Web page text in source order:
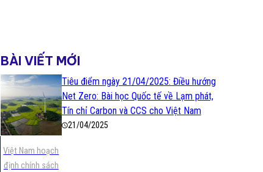
BÀI VIẾT MỚI
Việt Nam hoạch
định chính sách
Tiêu điểm ngày 21/04/2025: Điều hướng
Net Zero: Bài học Quốc tế về Lạm phát,
Tín chỉ Carbon và CCS cho Việt Nam
21/04/2025